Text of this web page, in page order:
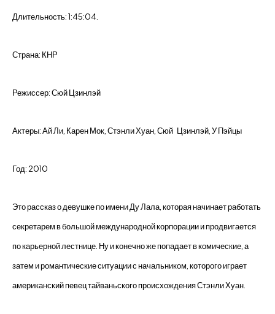
Длительность: 1:45:04.
Страна: КНР
Режиссер: Сюй Цзинлэй
Актеры: Ай Ли, Карен Мок, Стэнли Хуан, Сюй Цзинлэй, У Пэйцы
Год: 2010
Это рассказ о девушке по имени Ду Лала, которая начинает работать
секретарем в большой международной корпорации и продвигается
по карьерной лестнице. Ну и конечно же попадает в комические, а
затем и романтические ситуации с начальником, которого играет
американский певец тайваньского происхождения Стэнли Хуан.